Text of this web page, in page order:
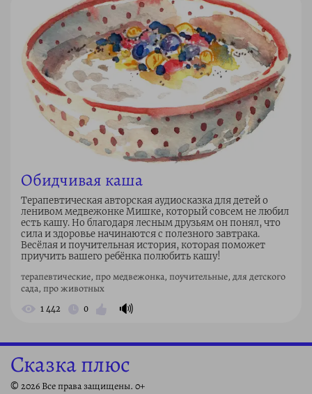
Обидчивая каша
Терапевтическая авторская аудиосказка для детей о
ленивом медвежонке Мишке, который совсем не любил
есть кашу. Но благодаря лесным друзьям он понял, что
сила и здоровье начинаются с полезного завтрака.
Весёлая и поучительная история, которая поможет
приучить вашего ребёнка полюбить кашу!
терапевтические, про медвежонка, поучительные, для детского
сада, про животных
1 442 0 🔊
Сказка плюс
© 2026 Все права защищены. 0+